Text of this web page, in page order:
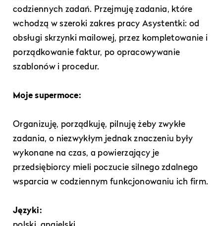
codziennych zadań. Przejmuję zadania, które
wchodzą w szeroki zakres pracy Asystentki: od
obsługi skrzynki mailowej, przez kompletowanie i
porządkowanie faktur, po opracowywanie
szablonów i procedur.
Moje supermoce:
Organizuję, porządkuję, pilnuję żeby zwykłe
zadania, o niezwykłym jednak znaczeniu były
wykonane na czas, a powierzający je
przedsiębiorcy mieli poczucie silnego zdalnego
wsparcia w codziennym funkcjonowaniu ich firm.
Języki: